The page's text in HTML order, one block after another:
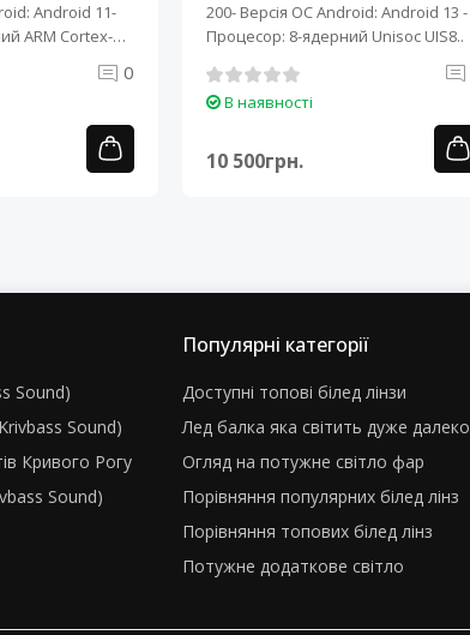
Android 11-
ARM Cortex-
0
200- Версія ОС Android: Android 13 ​-
Процесор: 8-ядерний Unisoc UIS8..
В наявності
10 500грн.
Sound)
Sound)
Кривого Рогу
Sound)
Популярні категорії
Доступні топові білед лінзи
Лед балка яка світить дуже далеко
Огляд на потужне світло фар
Порівняння популярних білед лінз
Порівняння топових білед лінз
Потужне додаткове світло